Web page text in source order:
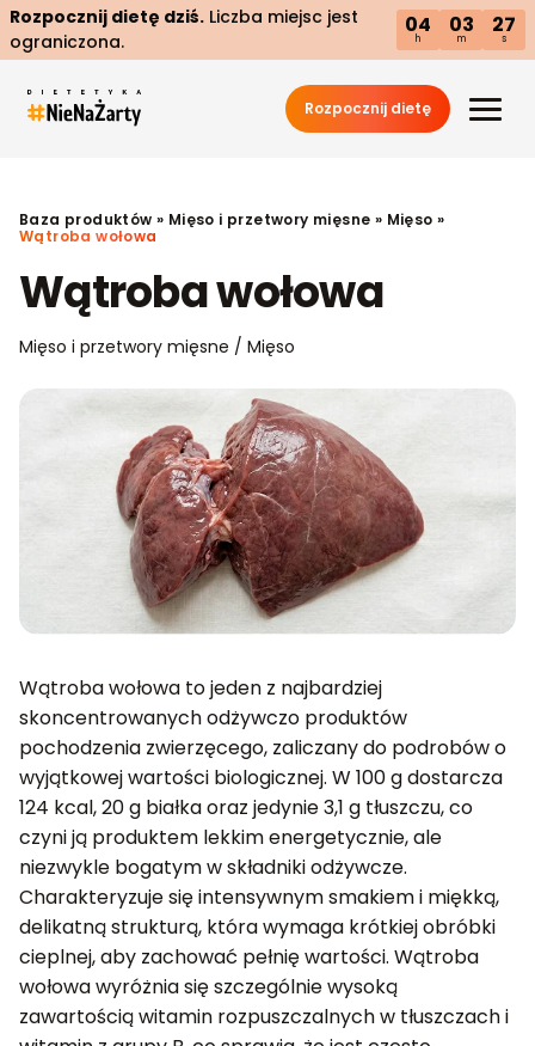
Rozpocznij dietę dziś. Liczba miejsc jest
ograniczona.
04
h
03
m
26
s
Rozpocznij dietę
Baza produktów » Mięso i przetwory mięsne » Mięso »
Wątroba wołowa
Wątroba wołowa
Mięso i przetwory mięsne / Mięso
Wątroba wołowa to jeden z najbardziej
skoncentrowanych odżywczo produktów
pochodzenia zwierzęcego, zaliczany do podrobów o
wyjątkowej wartości biologicznej. W 100 g dostarcza
124 kcal, 20 g białka oraz jedynie 3,1 g tłuszczu, co
czyni ją produktem lekkim energetycznie, ale
niezwykle bogatym w składniki odżywcze.
Charakteryzuje się intensywnym smakiem i miękką,
delikatną strukturą, która wymaga krótkiej obróbki
cieplnej, aby zachować pełnię wartości. Wątroba
wołowa wyróżnia się szczególnie wysoką
zawartością witamin rozpuszczalnych w tłuszczach i